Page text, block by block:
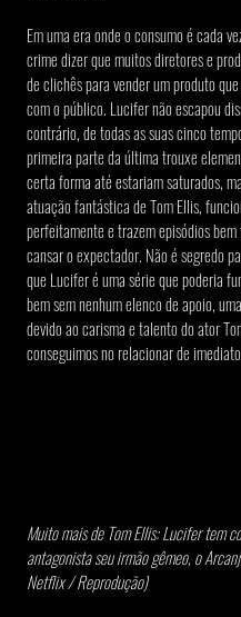
Em uma era onde o consumo é cada
crime dizer que muitos diretores e
de clichês para vender um produto
com o público. Lucifer não escapou
contrário, de todas as suas cinco
primeira parte da última trouxe
certa forma até estariam saturados,
atuação fantástica de Tom Ellis,
perfeitamente e trazem episódios
cansar o expectador. Não é segredo
que Lucifer é uma série que poderia
bem sem nenhum elenco de apoio,
devido ao carisma e talento do ator
conseguimos no relacionar de
Muito mais de Tom Ellis: Lucifer tem
antagonista seu irmão gêmeo, o
Netflix / Reprodução)